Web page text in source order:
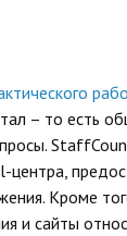
– то есть
Кроме
и сайты